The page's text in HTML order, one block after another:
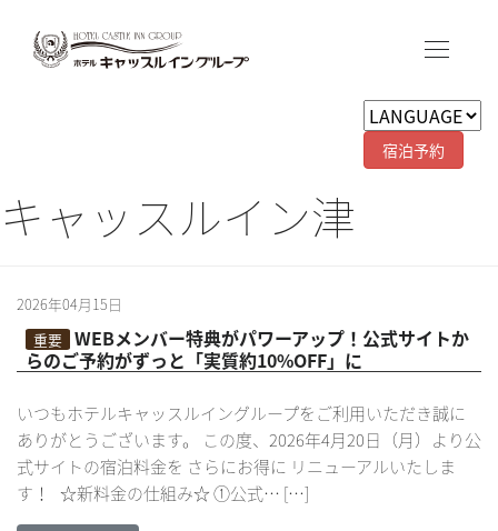
宿泊予約
キャッスルイン津
2026年04月15日
重要 WEBメンバー特典がパワーアップ！公式サイトか
らのご予約がずっと「実質約10%OFF」に
いつもホテルキャッスルイングループをご利用いただき誠に
ありがとうございます。 この度、2026年4月20日（月）より公
式サイトの宿泊料金を さらにお得に リニューアルいたしま
す！ ☆新料金の仕組み☆ ①公式… […]